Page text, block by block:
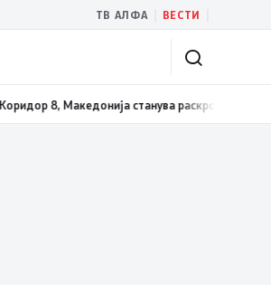
ТВ АЛФА ВЕСТИ
09:08Николоски: Почнуваме со